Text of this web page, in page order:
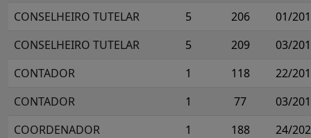
CONSELHEIRO TUTELAR
5 206
01/
CONSELHEIRO TUTELAR
5 209
03/
CONTADOR
1 118
22/
CONTADOR
1 77
03/
COORDENADOR
1 188 24/